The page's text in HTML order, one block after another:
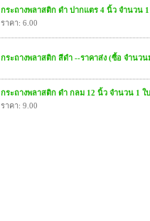
กระถางพลาสติก ดำ ปากแตร 4 นิ้ว จำนวน 1
ราคา: 6.00
กระถางพลาสติก สีดำ --ราคาส่ง (ซื้อ จำนวน
กระถางพลาสติก ดำ กลม 12 นิ้ว จำนวน 1 ใบ
ราคา: 9.00